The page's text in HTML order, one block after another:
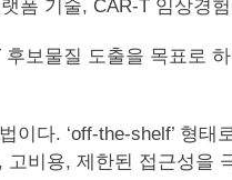
폼 기술, CAR-T 임상경
보물질 도출을 목표로
다. ‘off-the-shelf’ 형태
비용, 제한된 접근성을